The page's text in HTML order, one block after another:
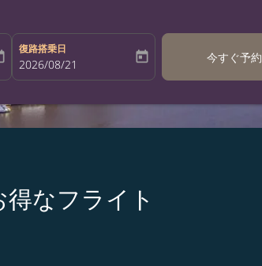
aria-label
復路搭乗日
fc-booking-return-date-aria-label
2026/08/21 today 今すぐ予約
なフライト
ださい。